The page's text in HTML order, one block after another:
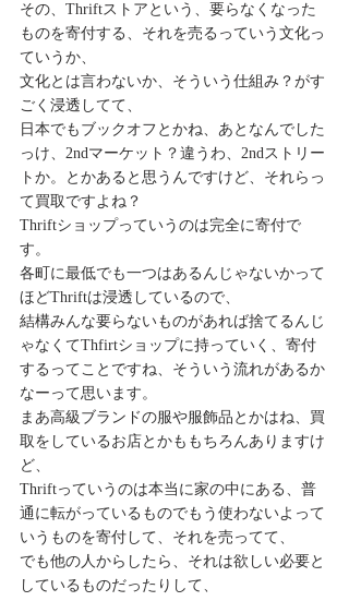
その、Thriftストアという、要らなくなった
ものを寄付する、それを売るっていう文化っ
ていうか、
文化とは言わないか、そういう仕組み？がす
ごく浸透してて、
日本でもブックオフとかね、あとなんでした
っけ、2ndマーケット？違うわ、2ndストリー
トか。とかあると思うんですけど、それらっ
て買取ですよね？
Thriftショップっていうのは完全に寄付で
す。
各町に最低でも一つはあるんじゃないかって
ほどThriftは浸透しているので、
結構みんな要らないものがあれば捨てるんじ
ゃなくてThfirtショップに持っていく、寄付
するってことですね、そういう流れがあるか
なーって思います。
まあ高級ブランドの服や服飾品とかはね、買
取をしているお店とかももちろんありますけ
ど、
Thriftっていうのは本当に家の中にある、普
通に転がっているものでもう使わないよって
いうものを寄付して、それを売ってて、
でも他の人からしたら、それは欲しい必要と
しているものだったりして、